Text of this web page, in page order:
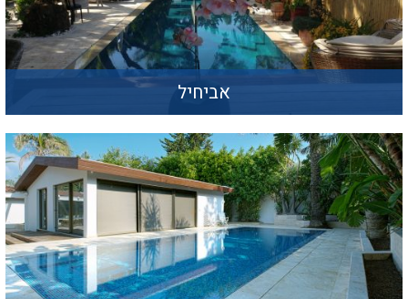
אביחיל